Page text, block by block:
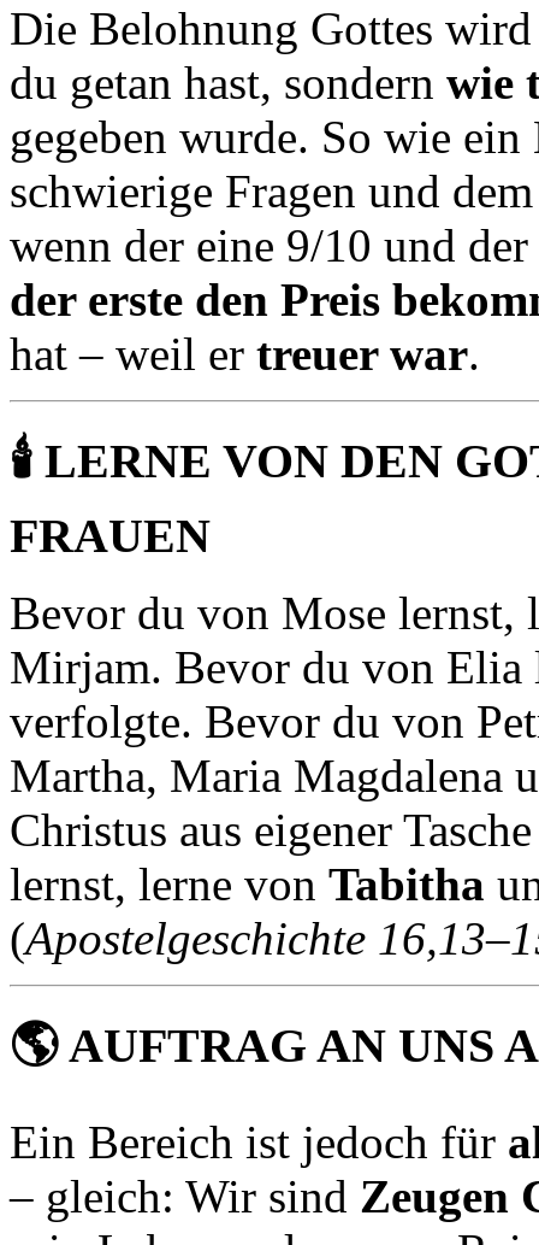
Die Belohnung Gottes
du getan hast, sondern wie
gegeben wurde. So wie
schwierige Fragen und
wenn der eine 9/10 und
der erste den Preis
hat – weil er treuer war.
🕯️ LERNE VON DEN
FRAUEN
Bevor du von Mose lernst,
Mirjam. Bevor du von Elia
verfolgte. Bevor du von
Martha, Maria Magdalena
Christus aus eigener
lernst, lerne von Tabitha
(Apostelgeschichte
🌎AUFTRAG AN UNS
Ein Bereich ist jedoch für
– gleich: Wir sind Zeugen